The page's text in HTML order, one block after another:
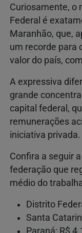
Curiosamente, o
Federal é
Maranhão, que,
um recorde para
valor do país,
A expressiva
grande
capital federal,
remunerações
iniciativa privada.
Confira a seguir
federação que
médio do
Distrito
Santa
Paraná: R$